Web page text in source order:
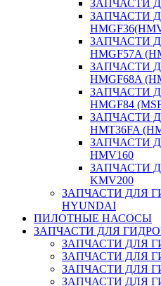
ЗАПЧАСТИ
ЗАПЧАСТИ
ЗАПЧАСТИ
HMGF57A
ЗАПЧАСТИ
HMGF68A
ЗАПЧАСТИ
HMGF84
ЗАПЧАСТИ
HMT36FA
ЗАПЧАСТИ
HMV160
ЗАПЧАСТИ
KMV200
ЗАПЧАСТИ ДЛЯ
HYUNDAI
ПИЛОТНЫЕ НАСОСЫ
ЗАПЧАСТИ ДЛЯ
ЗАПЧАСТИ ДЛЯ
ЗАПЧАСТИ ДЛЯ
ЗАПЧАСТИ ДЛЯ
ЗАПЧАСТИ ДЛЯ